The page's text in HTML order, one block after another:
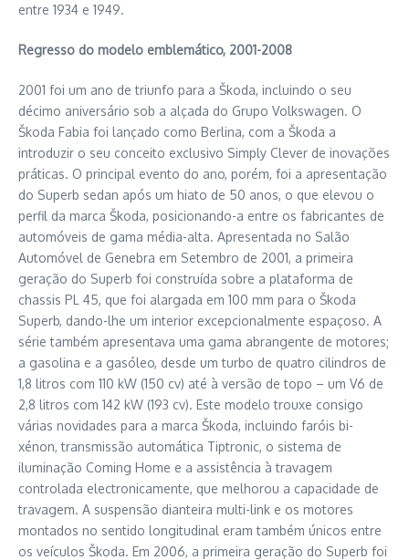
entre 1934 e 1949.
Regresso do modelo emblemático, 2001-2008
2001 foi um ano de triunfo para a Škoda, incluindo o seu
décimo aniversário sob a alçada do Grupo Volkswagen. O
Škoda Fabia foi lançado como Berlina, com a Škoda a
introduzir o seu conceito exclusivo Simply Clever de inovações
práticas. O principal evento do ano, porém, foi a apresentação
do Superb sedan após um hiato de 50 anos, o que elevou o
perfil da marca Škoda, posicionando-a entre os fabricantes de
automóveis de gama média-alta. Apresentada no Salão
Automóvel de Genebra em Setembro de 2001, a primeira
geração do Superb foi construída sobre a plataforma de
chassis PL 45, que foi alargada em 100 mm para o Škoda
Superb, dando-lhe um interior excepcionalmente espaçoso. A
série também apresentava uma gama abrangente de motores;
a gasolina e a gasóleo, desde um turbo de quatro cilindros de
1,8 litros com 110 kW (150 cv) até à versão de topo – um V6 de
2,8 litros com 142 kW (193 cv). Este modelo trouxe consigo
várias novidades para a marca Škoda, incluindo faróis bi-
xénon, transmissão automática Tiptronic, o sistema de
iluminação Coming Home e a assistência à travagem
controlada electronicamente, que melhorou a capacidade de
travagem. A suspensão dianteira multi-link e os motores
montados no sentido longitudinal eram também únicos entre
os veículos Škoda. Em 2006, a primeira geração do Superb foi